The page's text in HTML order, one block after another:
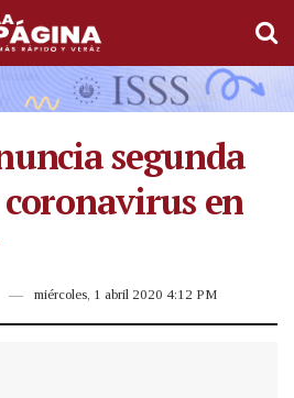
segunda
en
miércoles, 1 abril 2020 4:12 PM